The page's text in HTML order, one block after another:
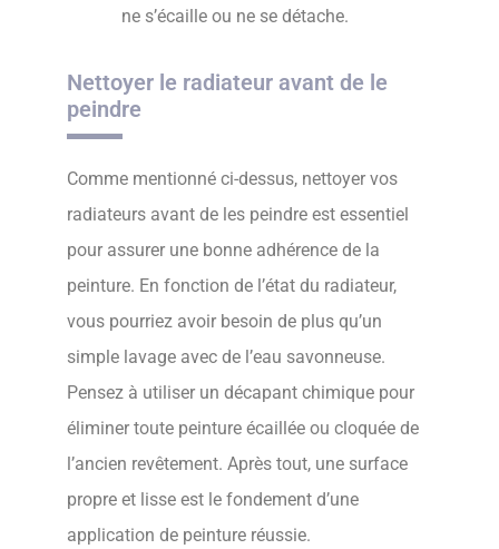
ne s’écaille ou ne se détache.
Nettoyer le radiateur avant de le
peindre
Comme mentionné ci-dessus, nettoyer vos
radiateurs avant de les peindre est essentiel
pour assurer une bonne adhérence de la
peinture. En fonction de l’état du radiateur,
vous pourriez avoir besoin de plus qu’un
simple lavage avec de l’eau savonneuse.
Pensez à utiliser un décapant chimique pour
éliminer toute peinture écaillée ou cloquée de
l’ancien revêtement. Après tout, une surface
propre et lisse est le fondement d’une
application de peinture réussie.